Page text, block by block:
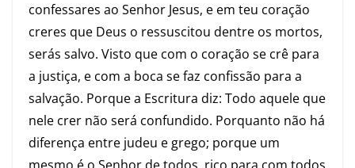
confessares ao Senhor Jesus, e em teu coração
creres que Deus o ressuscitou dentre os mortos,
serás salvo. Visto que com o coração se crê para
a justiça, e com a boca se faz confissão para a
salvação. Porque a Escritura diz: Todo aquele que
nele crer não será confundido. Porquanto não há
diferença entre judeu e grego; porque um